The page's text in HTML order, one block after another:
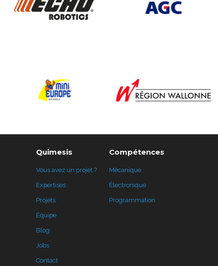
Quimesis
Vous avez un projet ?
Expertises
Projets
Équipe
Blog
Jobs
Contact
Compétences
Mécanique
Électronique
Programmation